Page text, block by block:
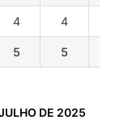
4 4
5 5
DE 2025